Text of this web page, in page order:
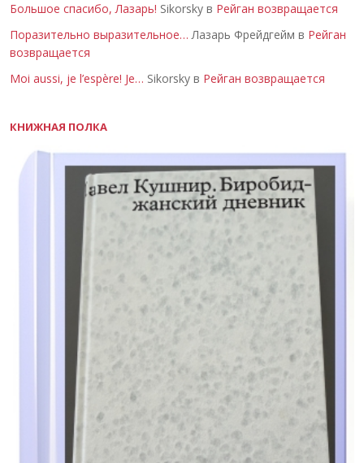
Большое спасибо, Лазарь! Sikorsky в Рейган возвращается
Поразительно выразительное… Лазарь Фрейдгейм в Рейган
возвращается
Moi aussi, je l’espère! Je… Sikorsky в Рейган возвращается
КНИЖНАЯ ПОЛКА